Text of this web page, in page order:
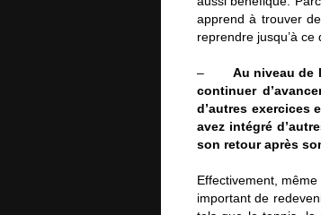
apprend à trouver
reprendre jusqu’à ce
–Au niveau de
continuer
d’autres exercices
avez intégré
son retour après
Effectivement,
important de